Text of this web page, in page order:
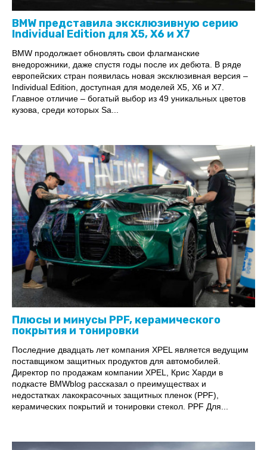
BMW представила эксклюзивную серию
Individual Edition для X5, X6 и X7
BMW продолжает обновлять свои флагманские
внедорожники, даже спустя годы после их дебюта. В ряде
европейских стран появилась новая эксклюзивная версия –
Individual Edition, доступная для моделей X5, X6 и X7.
Главное отличие – богатый выбор из 49 уникальных цветов
кузова, среди которых Sa...
Плюсы и минусы PPF, керамического
покрытия и тонировки
Последние двадцать лет компания XPEL является ведущим
поставщиком защитных продуктов для автомобилей.
Директор по продажам компании XPEL, Крис Харди в
подкасте BMWblog рассказал о преимуществах и
недостатках лакокрасочных защитных пленок (PPF),
керамических покрытий и тонировки стекол. PPF Для...